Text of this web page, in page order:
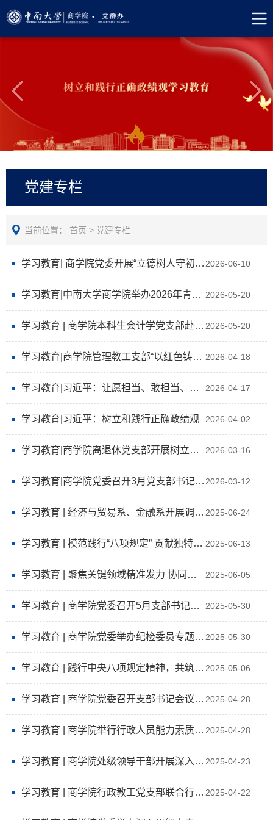
党建专栏
当前位置： 首页 > 党建专栏
学习教育| 商学院党委开展“立德树人守初心 实干担当正政绩”实践教学 2026-06-10
学习教育|中南大学商学院举办2026年青年教师培训班 2026-05-20
学习教育 | 商学院本科生会计学党支部赴杨开慧故居开展党性实践教学 2026-05-20
学习教育|商学院管理教工支部“以红色铸魂 以实干育人”主题党日活动圆满举行 2026-04-18
学习教育|习近平：让愿担当、敢担当、善担当蔚然成风 2026-04-17
学习教育|习近平：树立和践行正确政绩观 2026-04-02
学习教育|商学院离退休党支部开展树立和践行正确政绩观学习教育暨2025年度组织生活会 2026-03-16
学习教育|商学院党委召开3月党支部书记例会 部署树立和践行正确政绩观学习教育 2026-03-12
学习教育 | 经济与贸易系、金融系开展调研座谈会 2025-06-24
学习教育 | 模范践行“八项规定” 贡献独特“银发”力量——党委委员、专职组织员邓抗为离退休支部讲授... 2025-06-13
学习教育 | 聚焦关键领域精准发力 协同谋划高质量发展路径——管理科学与信息管理系&数据科学与交叉学... 2025-06-05
学习教育 | 商学院党委召开5月支部书记例会暨组织关系转接专题培训 2025-05-30
学习教育 | 商学院党委举办纪检委员专题培训 2025-05-30
学习教育 | 践行中央八项规定精神，共筑廉洁银校启新程 2025-05-06
学习教育 | 商学院党委召开支部书记会议开展学习教育专题调研 2025-04-28
学习教育 | 商学院举行行政人员能力素质提升培训 2025-04-28
学习教育 | 商学院处级领导干部开展深入贯彻中央八项规定精神学习教育实践教学 2025-04-23
学习教育 | 商学院行政教工党支部联合行政工会小组开展深入贯彻中央八项规定精神学习教育实践教学 2025-04-22